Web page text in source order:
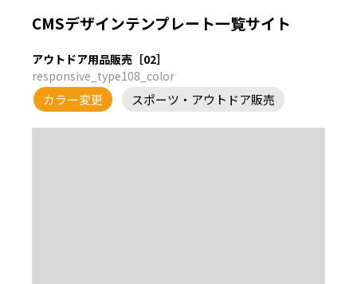
CMSデザインテンプレート一覧サイト
アウトドア用品販売［02］
responsive_type108_color
スポーツ・アウトドア販売
カラー変更